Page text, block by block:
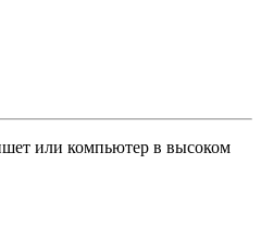
или компьютер в высоком